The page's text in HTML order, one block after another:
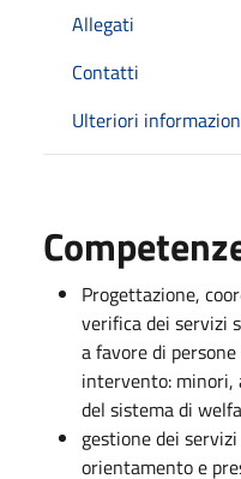
Allegati
Contatti
Ulteriori
Progettazione,
verifica dei servizi
a favore di
intervento:
del sistema di
gestione dei
orientamento e